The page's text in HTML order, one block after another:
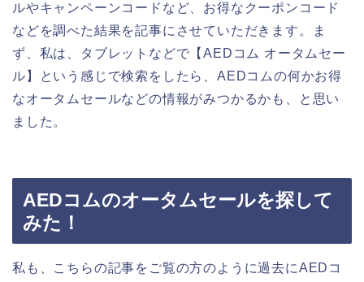
ルやキャンペーンコードなど、お得なクーポンコード
などを調べた結果を記事にさせていただきます。ま
ず、私は、タブレットなどで【AEDコム オータムセー
ル】という感じで検索をしたら、AEDコムの何かお得
なオータムセールなどの情報がみつかるかも、と思い
ました。
AEDコムのオータムセールを探して
みた！
私も、こちらの記事をご覧の方のように過去にAEDコ